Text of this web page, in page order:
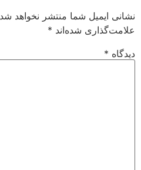
نشانی ایمیل شما منتشر نخواهد شد.
علامت‌گذاری شده‌اند *
دیدگاه *